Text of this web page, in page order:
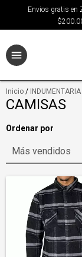
Envios gratis en
Inicio / INDUMENTARIA
CAMISAS
Ordenar por